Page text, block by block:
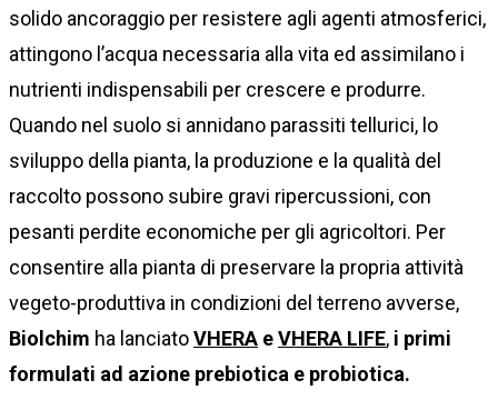
solido ancoraggio per resistere agli agenti atmosferici,
attingono l’acqua necessaria alla vita ed assimilano i
nutrienti indispensabili per crescere e produrre.
Quando nel suolo si annidano parassiti tellurici, lo
sviluppo della pianta, la produzione e la qualità del
raccolto possono subire gravi ripercussioni, con
pesanti perdite economiche per gli agricoltori. Per
consentire alla pianta di preservare la propria attività
vegeto-produttiva in condizioni del terreno avverse,
Biolchim ha lanciatoVHERA eVHERA LIFE, i primi
formulati ad azione prebiotica e probiotica.